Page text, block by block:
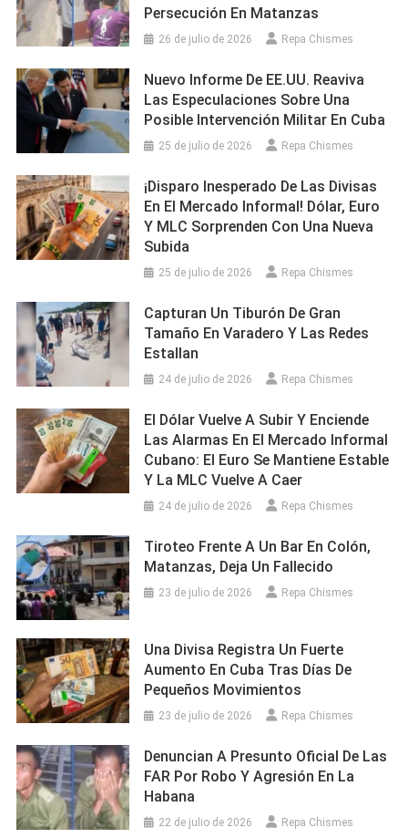
Persecución En Matanzas
26 de julio de 2026 Repa Chismes
Nuevo Informe De EE.UU. Reaviva
Las Especulaciones Sobre Una
Posible Intervención Militar En Cuba
25 de julio de 2026 Repa Chismes
¡Disparo Inesperado De Las Divisas
En El Mercado Informal! Dólar, Euro
Y MLC Sorprenden Con Una Nueva
Subida
25 de julio de 2026 Repa Chismes
Capturan Un Tiburón De Gran
Tamaño En Varadero Y Las Redes
Estallan
24 de julio de 2026 Repa Chismes
El Dólar Vuelve A Subir Y Enciende
Las Alarmas En El Mercado Informal
Cubano: El Euro Se Mantiene Estable
Y La MLC Vuelve A Caer
24 de julio de 2026 Repa Chismes
Tiroteo Frente A Un Bar En Colón,
Matanzas, Deja Un Fallecido
23 de julio de 2026 Repa Chismes
Una Divisa Registra Un Fuerte
Aumento En Cuba Tras Días De
Pequeños Movimientos
23 de julio de 2026 Repa Chismes
Denuncian A Presunto Oficial De Las
FAR Por Robo Y Agresión En La
Habana
22 de julio de 2026 Repa Chismes